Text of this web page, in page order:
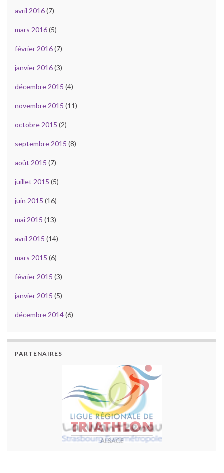
avril 2016(7)
mars 2016(5)
février 2016(7)
janvier 2016(3)
décembre 2015 (4)
novembre 2015 (11)
octobre 2015 (2)
septembre 2015 (8)
août 2015 (7)
juillet 2015 (5)
juin 2015 (16)
mai 2015 (13)
avril 2015 (14)
mars 2015 (6)
février 2015 (3)
janvier 2015 (5)
décembre 2014(6)
PARTENAIRES